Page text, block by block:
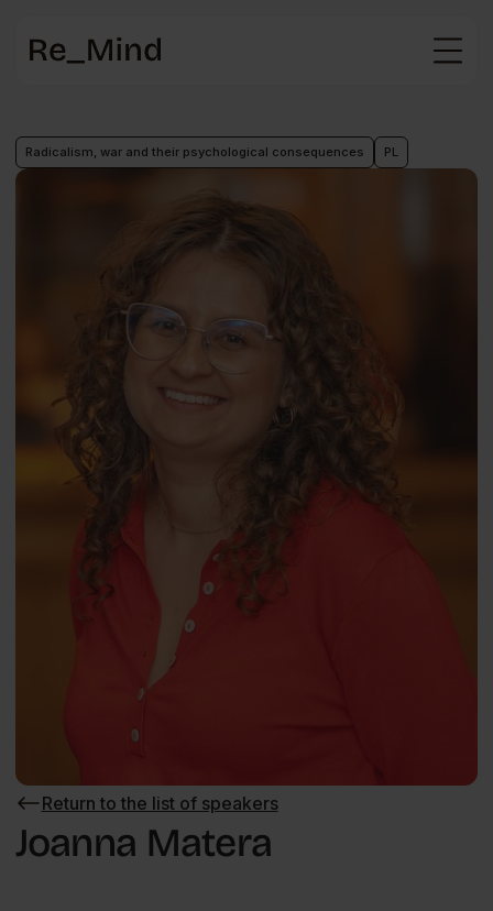
Radicalism, war and their psychological consequences PL
Return to the list of speakers
Return
to
the
Joanna Matera